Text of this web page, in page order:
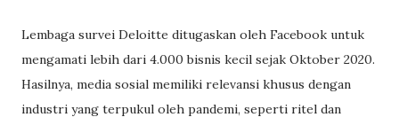
Lembaga survei Deloitte ditugaskan oleh Facebook untuk
mengamati lebih dari 4.000 bisnis kecil sejak Oktober 2020.
Hasilnya, media sosial memiliki relevansi khusus dengan
industri yang terpukul oleh pandemi, seperti ritel dan